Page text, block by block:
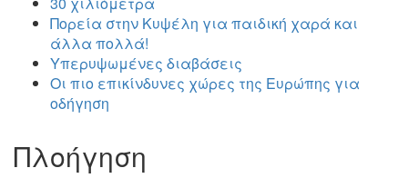
Πορεία στην Κυψέλη για παιδική χαρά και
άλλα πολλά!
Υπερυψωμένες διαβάσεις
Οι πιο επικίνδυνες χώρες της Ευρώπης για
οδήγηση
Πλοήγηση